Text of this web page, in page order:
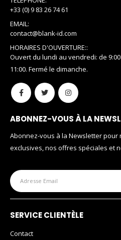
+33 (0) 9 83 26 74 61
EMAIL:
contact@blank-id.com
HORAIRES D'OUVERTURE::
Ouvert du lundi au vendredi: de 9:00
11:00. Fermé le dimanche.
ABONNEZ-VOUS À LA
Abonnez-vous à la Newsletter
exclusives, nos offres spéciales et
SERVICE CLIENTÈLE
Contact